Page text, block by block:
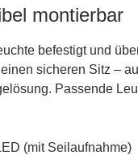
montierbar
befestigt und
sicheren Sitz –
Passende
(mit Seilaufnahme)